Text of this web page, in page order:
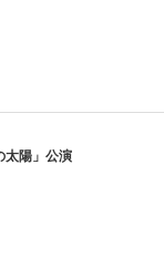
太陽」公演